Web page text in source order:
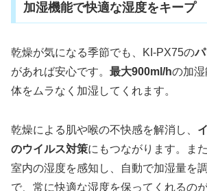
加湿機能で快適な湿度をキープ
乾燥が気になる季節でも、KI-PX75の
があれば安心です。 最大900ml/hの加
体をムラなく加湿してくれます。
乾燥による肌や喉の不快感を解消し、
のウイルス対策にもつながります。また
室内の湿度を感知し、自動で加湿量を
で、常に快適な湿度を保ってくれるの